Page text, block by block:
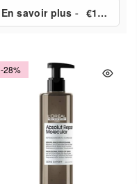
En savoir plus - €19,40
-28%